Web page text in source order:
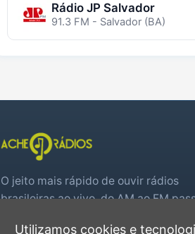
Rádio JP Salvador
91.3 FM - Salvador (BA)
O jeito mais rápido de ouvir rádios
brasileiras ao vivo, do AM ao FM
Utilizamos cookies e